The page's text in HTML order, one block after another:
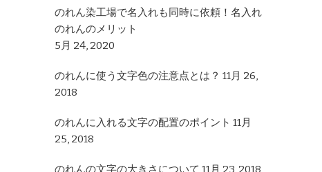
のれん染工場で名入れも同時に依頼！名入れ
のれんのメリット
5月 24, 2020
のれんに使う文字色の注意点とは？ 11月 26,
2018
のれんに入れる文字の配置のポイント 11月
25, 2018
のれんの文字の大きさについて 11月 23, 2018